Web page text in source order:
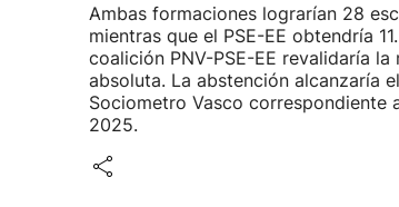
Ambas formaciones lograrían 28
mientras que el PSE-EE obtendría
coalición PNV-PSE-EE revalidaría la
absoluta. La abstención alcanzaría
Sociometro Vasco correspondiente
2025.